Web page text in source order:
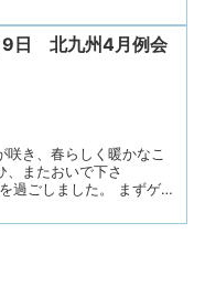
び賞品が！！ 輝く金の
（行楽プランの参考にど
るパートナーさんの心
「ズンドコ節体操」を行
とズンドコ節の音楽に合
ゆっくり曲げる? ２）
しながらパーと動かす
日 北九州4月例会
き、春らしく暖かなこ
またおいで下さ
過ごしました。 まずゲー
校「福岡大大濠高校」
上がった春の選抜高校